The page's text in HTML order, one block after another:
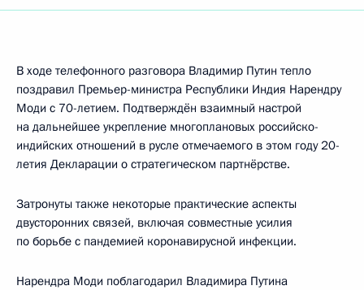
В ходе телефонного разговора Владимир Путин тепло
поздравил Премьер-министра Республики Индия Нарендру
Моди с 70-летием. Подтверждён взаимный настрой
на дальнейшее укрепление многоплановых российско-
индийских отношений в русле отмечаемого в этом году 20-
летия Декларации о стратегическом партнёрстве.
Затронуты также некоторые практические аспекты
двусторонних связей, включая совместные усилия
по борьбе с пандемией коронавирусной инфекции.
Нарендра Моди поблагодарил Владимира Путина